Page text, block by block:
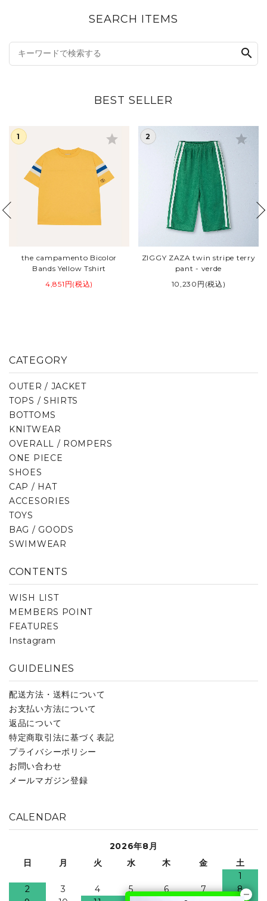
SEARCH ITEMS
search
BEST SELLER
the campamento Bicolor
Bands Yellow Tshirt
4,851円(税込)
star
ZIGGY ZAZA twin stripe terry
pant - verde
10,230円(税込)
star
CATEGORY
OUTER / JACKET
TOPS / SHIRTS
BOTTOMS
KNITWEAR
OVERALL / ROMPERS
ONE PIECE
SHOES
CAP / HAT
ACCESORIES
TOYS
BAG / GOODS
SWIMWEAR
CONTENTS
WISH LIST
MEMBERS POINT
FEATURES
Instagram
GUIDELINES
配送方法・送料について
お支払い方法について
返品について
特定商取引法に基づく表記
プライバシーポリシー
お問い合わせ
メールマガジン登録
CALENDAR
2026年8月
日
月 火 水 木 金
土
1
2
3 4 5 6 7
8